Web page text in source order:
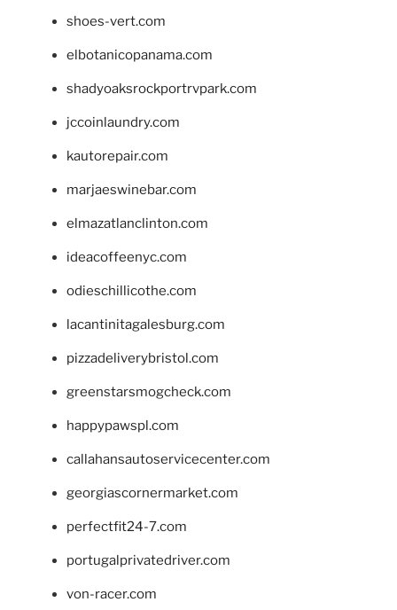
shoes-vert.com
elbotanicopanama.com
shadyoaksrockportrvpark.com
jccoinlaundry.com
kautorepair.com
marjaeswinebar.com
elmazatlanclinton.com
ideacoffeenyc.com
odieschillicothe.com
lacantinitagalesburg.com
pizzadeliverybristol.com
greenstarsmogcheck.com
happypawspl.com
callahansautoservicecenter.com
georgiascornermarket.com
perfectfit24-7.com
portugalprivatedriver.com
von-racer.com